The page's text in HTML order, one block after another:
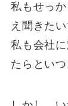
私もせっ
え聞きた
私も会社
たらとい